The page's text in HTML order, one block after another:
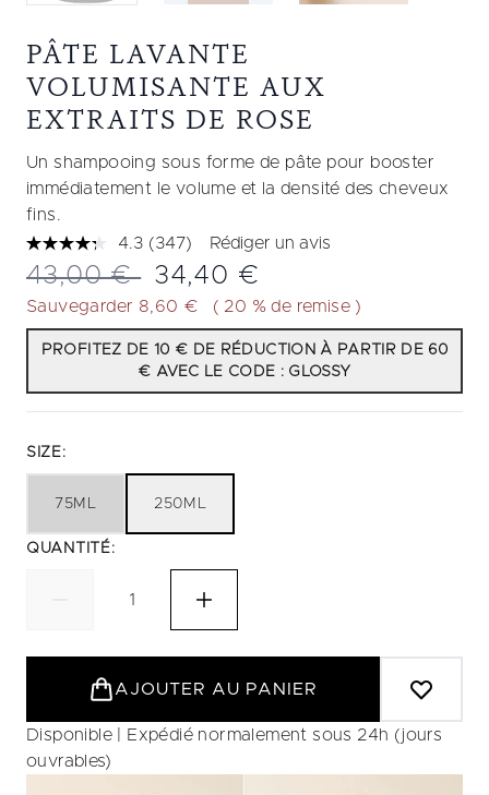
PÂTE LAVANTE
VOLUMISANTE AUX
EXTRAITS DE ROSE
Un shampooing sous forme de pâte pour booster
immédiatement le volume et la densité des cheveux
fins.
4.3 Lire
347
avis.
Lien
la
même
page.
(347) Rédiger un avis
Prix de vente :
43,00 € Prix ​​actuel :
34,40 €
Sauvegarder 8,60 € ( 20 % de remise )
PROFITEZ DE 10 € DE RÉDUCTION À PARTIR DE 60
€ AVEC LE CODE : GLOSSY
SIZE:
75ML 250ML
QUANTITÉ:
AJOUTER AU PANIER
Disponible | Expédié normalement sous 24h (jours
ouvrables)